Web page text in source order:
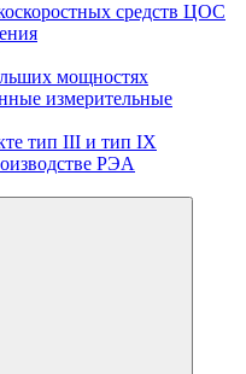
средств ЦОС
мощностях
измерительные
тип III и тип IX
РЭА